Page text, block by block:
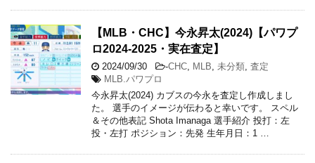
【MLB・CHC】今永昇太(2024)【パワプ
ロ2024-2025・実在査定】
2024/09/30 -CHC MLB 未分類 査定
MLB.パワプロ
今永昇太(2024) カブスの今永を査定し作成しまし
た。 選手のイメージが伝わると幸いです。 スペル
＆その他表記 Shota Imanaga 選手紹介 投打：左
投・左打 ポジション：先発 生年月日：1 …